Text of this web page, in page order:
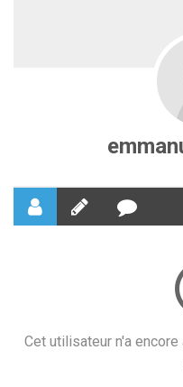
Cet utilisateur n'a